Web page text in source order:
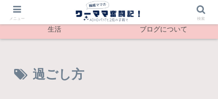
生活 ブログについて
過ごし方
メニュー 検索